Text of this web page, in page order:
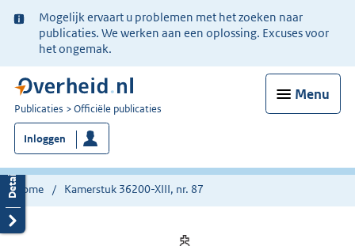
Ter
informatie:
Mogelijk ervaart u problemen met het zoeken naar
publicaties. We werken aan een oplossing. Excuses voor
het ongemak.
Menu
U
bent
nu
hier:
Publicaties Officiële publicaties
Inloggen
Home Kamerstuk 36200-XIII, nr. 87